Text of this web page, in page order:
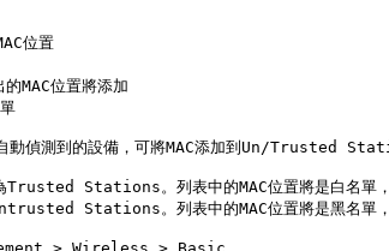
位置
MAC位置將添加
測到的設備，可將MAC添加到Un/Trusted
Stations。列表中的MAC位置將是白名單，
Stations。列表中的MAC位置將是黑名單，